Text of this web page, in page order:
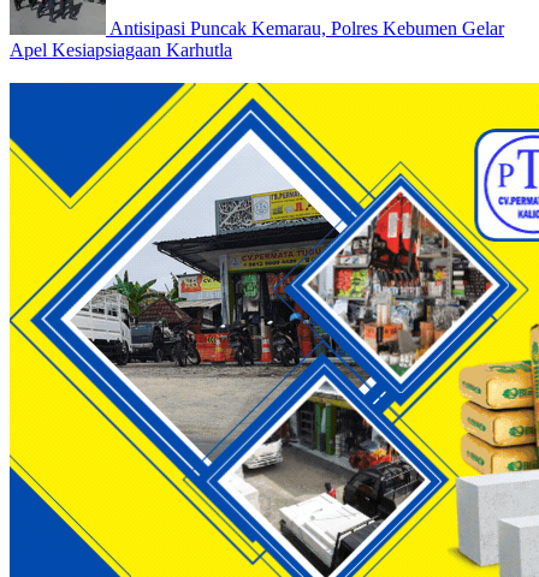
Antisipasi Puncak Kemarau, Polres Kebumen Gelar
Apel Kesiapsiagaan Karhutla